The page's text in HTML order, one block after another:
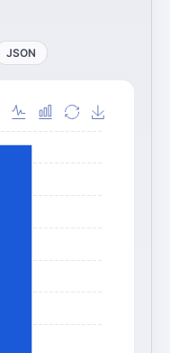
JSON